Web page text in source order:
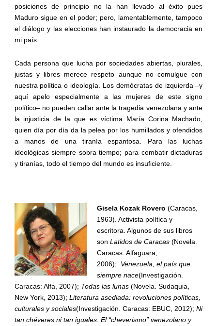
posiciones de principio no la han llevado al éxito pues
Maduro sigue en el poder; pero, lamentablemente, tampoco
el diálogo y las elecciones han instaurado la democracia en
mi país.
Cada persona que lucha por sociedades abiertas, plurales,
justas y libres merece respeto aunque no comulgue con
nuestra política o ideología. Los demócratas de izquierda –y
aquí apelo especialmente a las mujeres de este signo
político– no pueden callar ante la tragedia venezolana y ante
la injusticia de la que es víctima María Corina Machado,
quien día por día da la pelea por los humillados y ofendidos
a manos de una tiranía espantosa. Para las luchas
ideológicas siempre sobra tiempo; para combatir dictaduras
y tiranías, todo el tiempo del mundo es insuficiente.
Gisela Kozak Rovero (Caracas,
1963). Activista política y
escritora. Algunos de sus libros
son Latidos de Caracas (Novela.
Caracas: Alfaguara,
2006);
Venezuela, el país que
siempre nace(Investigación.
Caracas: Alfa, 2007); Todas las lunas(Novela. Sudaquia,
New York, 2013); Literatura asediada: revoluciones políticas,
culturales y sociales(Investigación. Caracas: EBUC, 2012); Ni
tan chéveres ni tan iguales. El “cheverismo” venezolano y